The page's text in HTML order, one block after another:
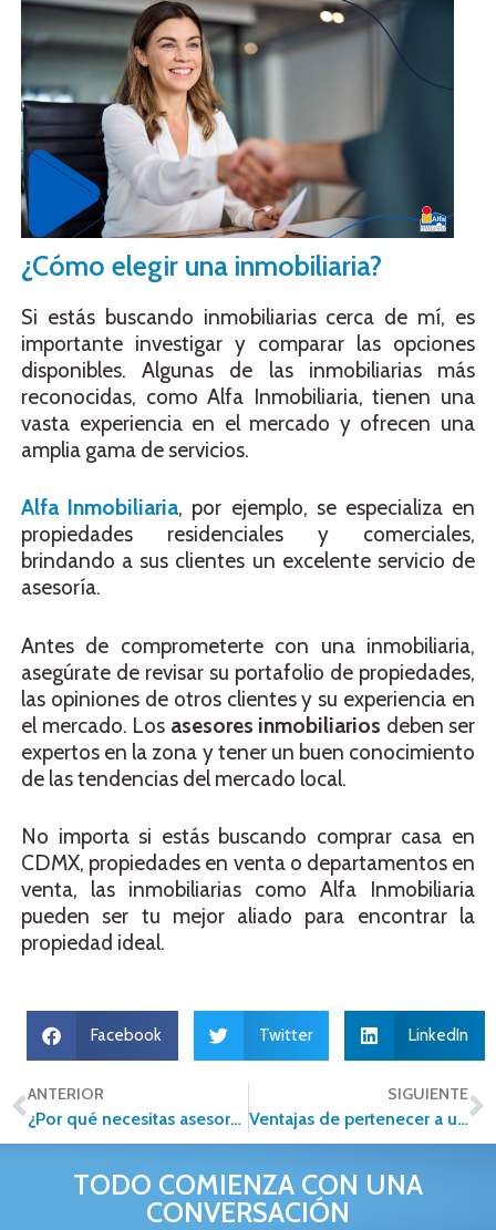
¿Cómo elegir una inmobiliaria?
Si estás buscando inmobiliarias cerca de mí, es
importante investigar y comparar las opciones
disponibles. Algunas de las inmobiliarias más
reconocidas, como Alfa Inmobiliaria, tienen una
vasta experiencia en el mercado y ofrecen una
amplia gama de servicios.
Alfa Inmobiliaria, por ejemplo, se especializa en
propiedades residenciales y comerciales,
brindando a sus clientes un excelente servicio de
asesoría.
Antes de comprometerte con una inmobiliaria,
asegúrate de revisar su portafolio de propiedades,
las opiniones de otros clientes y su experiencia en
el mercado. Los asesores inmobiliarios deben ser
expertos en la zona y tener un buen conocimiento
de las tendencias del mercado local.
No importa si estás buscando comprar casa en
CDMX, propiedades en venta o departamentos en
venta, las inmobiliarias como Alfa Inmobiliaria
pueden ser tu mejor aliado para encontrar la
propiedad ideal.
Facebook Twitter LinkedIn
ANTERIOR
¿Por qué necesitas asesores inmobiliarios para comprar una casa?
SIGUIENTE
Ventajas de pertenecer a una red inmobiliaria para asesores y corredores
TODO COMIENZA CON UNA
CONVERSACIÓN